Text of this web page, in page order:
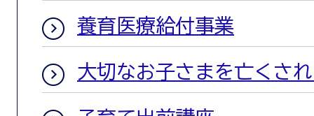
養育医療給付事業
大切なお子さまを亡くさ